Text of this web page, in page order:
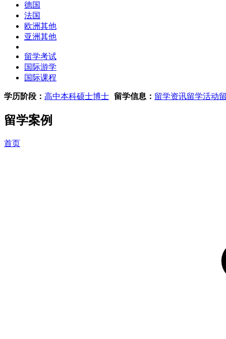
德国
法国
欧洲其他
亚洲其他
留学考试
国际游学
国际课程
学历阶段： 高中本科硕士博士 留学信息： 留学资讯留学活动
留学案例
首页